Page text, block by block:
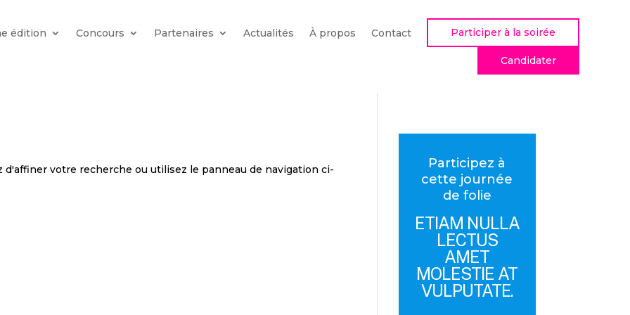
édition Concours Partenaires Actualités À propos Contact Participer à la soirée
Candidater
d'affiner votre recherche ou utilisez le panneau de navigation ci-
Participez à
cette journée
de folie
ETIAM NULLA
LECTUS
AMET
MOLESTIE AT
VULPUTATE.